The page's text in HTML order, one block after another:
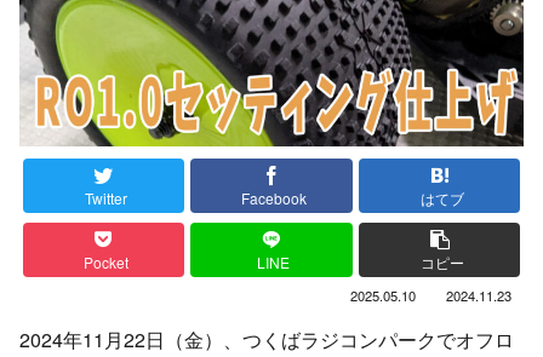
Twitter Facebook はてブ
Pocket LINE コピー
2025.05.10 2024.11.23
2024年11月22日（金）、つくばラジコンパークでオフロ